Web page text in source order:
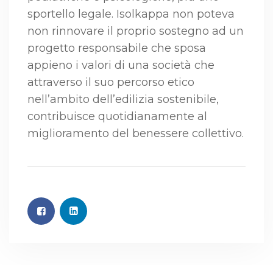
sportello legale. Isolkappa non poteva
non rinnovare il proprio sostegno ad un
progetto responsabile che sposa
appieno i valori di una società che
attraverso il suo percorso etico
nell’ambito dell’edilizia sostenibile,
contribuisce quotidianamente al
miglioramento del benessere collettivo.